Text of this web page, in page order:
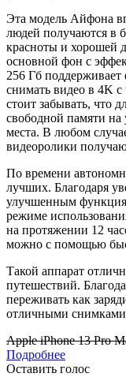
Эта модель Айфона
людей получаются в
красноты и хорошей
основной фон с
256 Гб
снимать видео в 4K с
стоит забывать, что
свободной памяти на
места. В любом
видеоролики
По времени
лучших. Благодаря
улучшенным
режиме
на протяжении 12
можно с помощью
Такой аппарат
путешествий.
переживать как
отличными
Apple iPhone 13 Pro
Подробнее
Оставить голос